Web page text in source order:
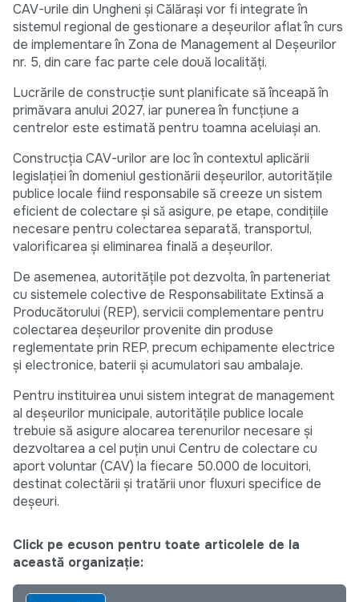
CAV-urile din Ungheni și Călărași vor fi integrate în
sistemul regional de gestionare a deșeurilor aflat în curs
de implementare în Zona de Management al Deșeurilor
nr. 5, din care fac parte cele două localități.
Lucrările de construcție sunt planificate să înceapă în
primăvara anului 2027, iar punerea în funcțiune a
centrelor este estimată pentru toamna aceluiași an.
Construcția CAV-urilor are loc în contextul aplicării
legislației în domeniul gestionării deșeurilor, autoritățile
publice locale fiind responsabile să creeze un sistem
eficient de colectare și sǎ asigure, pe etape, condițiile
necesare pentru colectarea separată, transportul,
valorificarea și eliminarea finală a deșeurilor.
De asemenea, autoritățile pot dezvolta, în parteneriat
cu sistemele colective de Responsabilitate Extinsă a
Producătorului (REP), servicii complementare pentru
colectarea deșeurilor provenite din produse
reglementate prin REP, precum echipamente electrice
și electronice, baterii și acumulatori sau ambalaje.
Pentru instituirea unui sistem integrat de management
al deșeurilor municipale, autoritățile publice locale
trebuie să asigure alocarea terenurilor necesare și
dezvoltarea a cel puțin unui Centru de colectare cu
aport voluntar (CAV) la fiecare 50.000 de locuitori,
destinat colectării și tratării unor fluxuri specifice de
deșeuri.
Click pe ecuson pentru toate articolele de la
această organizație: